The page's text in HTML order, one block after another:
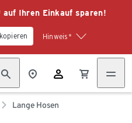
Ihren Einkauf sparen!
Hinweis*
Lange Hosen